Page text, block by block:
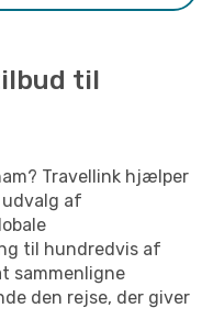
til
Travellink hjælper
af
til hundredvis af
sammenligne
den rejse, der giver